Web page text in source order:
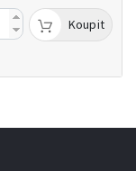
Koupit